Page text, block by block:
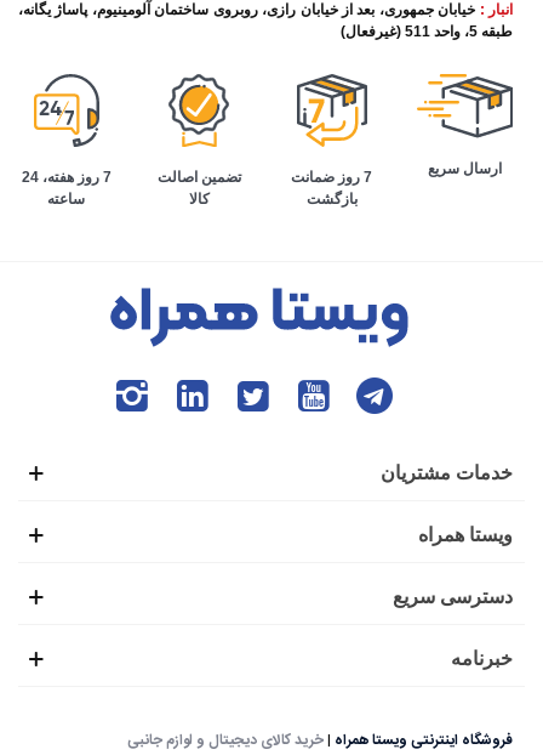
تاریخچه گوشی موبایل
این روزها برقراری تماس تلفنی به ساده‌ترین شکل ممکن اتفاق
می‌افتد. به طوری که افراد برای انجام تمام امور زندگی، وابستگی
همراه نیز همین موضوع بود تا افراد بتوانند در صورت نیاز،
این شرایط باعث شده بود تا گوشی‌های هوشمند اولیه با عنوان
دقیقه استفاده نیاز بود تا دوباره برای شارژ کامل، آن را به منبع
انبار : خیابان جمهوری، بعد از خیابان رازی، روبروی ساختمان آلومینیوم، پاساژ یگانه،
طبقه 5، واحد 511 (غیرفعال)
ارسال سریع
7 روز ضمانت
بازگشت
تضمین اصالت
کالا
7 روز هفته، 24
ساعته
خدمات مشتریان
ویستا همراه
دسترسی سریع
خبرنامه
فروشگاه اینترنتی ویستا همراه |خرید کالای دیجیتال و لوازم جانبی